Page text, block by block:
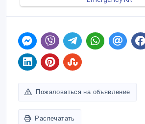
Пожаловаться на объявление
Распечатать